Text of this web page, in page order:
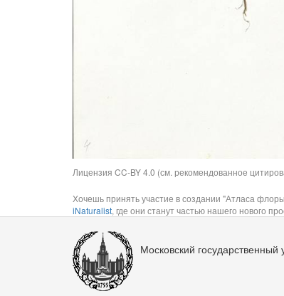
Лицензия CC-BY 4.0 (см. рекомендованное
Хочешь принять участие в создании "Атласа
iNaturalist, где они станут частью нашего нового
Московский